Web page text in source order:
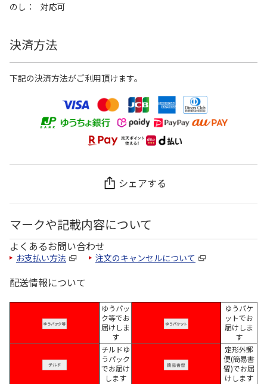
のし
対応可
決済方法
下記の決済方法がご利用頂けます。
シェアする
マークや記載内容について
よくあるお問い合わせ
お支払い方法 注文のキャンセルについて
配送情報について
ゆうパッ
ク等でお
届けしま
す
ゆうパケ
ットでお
届けしま
す
チルドゆ
うパック
でお届け
します
定形外郵
便(簡易書
留)でお届
けします